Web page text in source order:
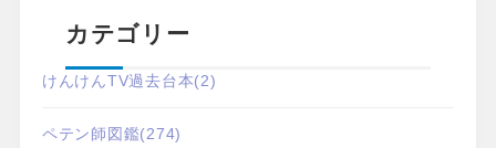
カテゴリー
けんけんTV過去台本(2)
ペテン師図鑑(274)